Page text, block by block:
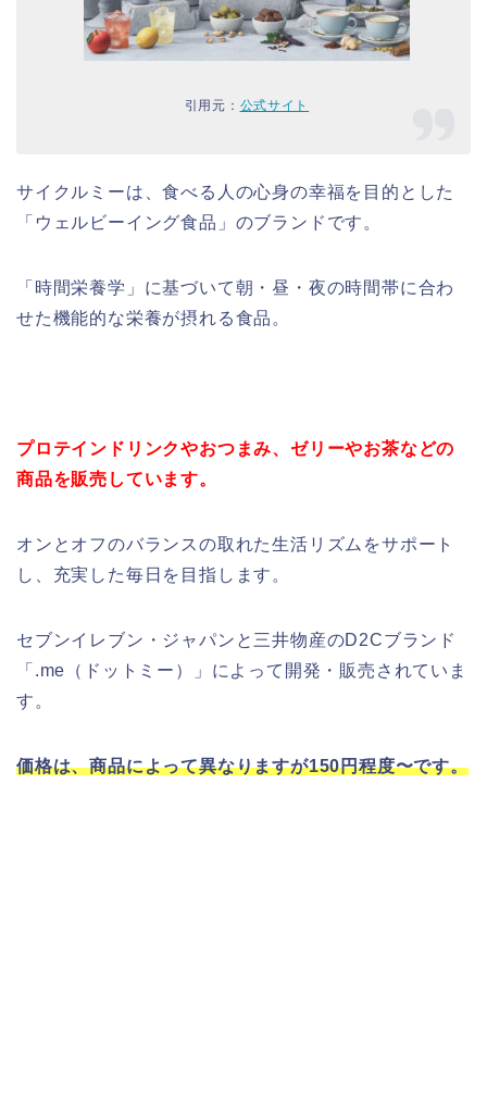
引用元： 公式サイト
サイクルミーは、食べる人の心身の幸福を目的とした
「ウェルビーイング食品」のブランドです。
「時間栄養学」に基づいて朝・昼・夜の時間帯に合わ
せた機能的な栄養が摂れる食品。
プロテインドリンクやおつまみ、ゼリーやお茶などの
商品を販売しています。
オンとオフのバランスの取れた生活リズムをサポート
し、充実した毎日を目指します。
セブンイレブン・ジャパンと三井物産のD2Cブランド
「.me（ドットミー）」によって開発・販売されていま
す。
価格は、商品によって異なりますが150円程度〜です。